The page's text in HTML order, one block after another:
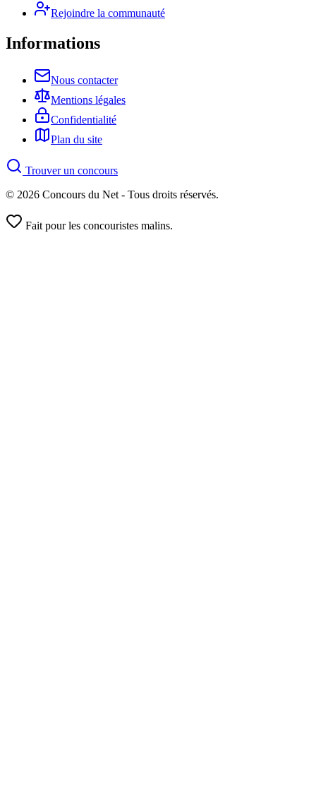
Rejoindre la communauté
Informations
Nous contacter
Mentions légales
Confidentialité
Plan du site
Trouver un concours
© 2026 Concours du Net - Tous droits réservés.
Fait pour les concouristes malins.